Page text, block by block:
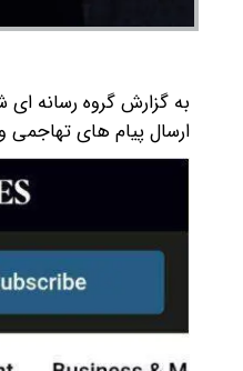
ارسال پیام های تهاجمی